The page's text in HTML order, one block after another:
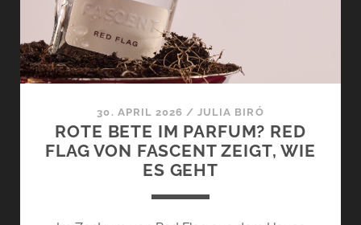
PISTACHIO
VOODOO
CHILD
IGGYWOO
[+
30. APRIL 2026 /JULIA BIRÓ
ROTE BETE IM PARFUM? RED
FLAG VON FASCENT ZEIGT, WIE
ES GEHT